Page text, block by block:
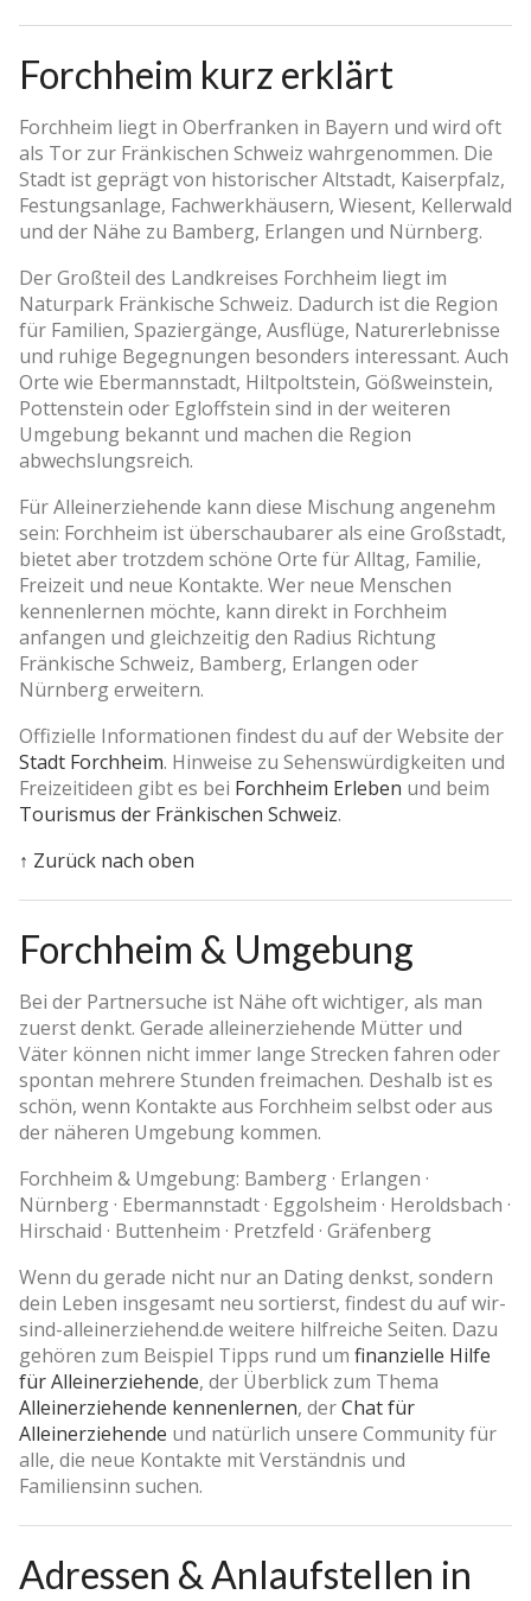
Forchheim kurz erklärt
Forchheim liegt in Oberfranken in Bayern und wird oft
als Tor zur Fränkischen Schweiz wahrgenommen. Die
Stadt ist geprägt von historischer Altstadt, Kaiserpfalz,
Festungsanlage, Fachwerkhäusern, Wiesent, Kellerwald
und der Nähe zu Bamberg, Erlangen und Nürnberg.
Der Großteil des Landkreises Forchheim liegt im
Naturpark Fränkische Schweiz. Dadurch ist die Region
für Familien, Spaziergänge, Ausflüge, Naturerlebnisse
und ruhige Begegnungen besonders interessant. Auch
Orte wie Ebermannstadt, Hiltpoltstein, Gößweinstein,
Pottenstein oder Egloffstein sind in der weiteren
Umgebung bekannt und machen die Region
abwechslungsreich.
Für Alleinerziehende kann diese Mischung angenehm
sein: Forchheim ist überschaubarer als eine Großstadt,
bietet aber trotzdem schöne Orte für Alltag, Familie,
Freizeit und neue Kontakte. Wer neue Menschen
kennenlernen möchte, kann direkt in Forchheim
anfangen und gleichzeitig den Radius Richtung
Fränkische Schweiz, Bamberg, Erlangen oder
Nürnberg erweitern.
Offizielle Informationen findest du auf der Website der
Stadt Forchheim. Hinweise zu Sehenswürdigkeiten und
Freizeitideen gibt es bei Forchheim Erleben und beim
Tourismus der Fränkischen Schweiz.
↑ Zurück nach oben
Forchheim & Umgebung
Bei der Partnersuche ist Nähe oft wichtiger, als man
zuerst denkt. Gerade alleinerziehende Mütter und
Väter können nicht immer lange Strecken fahren oder
spontan mehrere Stunden freimachen. Deshalb ist es
schön, wenn Kontakte aus Forchheim selbst oder aus
der näheren Umgebung kommen.
Forchheim & Umgebung: Bamberg · Erlangen ·
Nürnberg · Ebermannstadt · Eggolsheim · Heroldsbach ·
Hirschaid · Buttenheim · Pretzfeld · Gräfenberg
Wenn du gerade nicht nur an Dating denkst, sondern
dein Leben insgesamt neu sortierst, findest du auf wir-
sind-alleinerziehend.de weitere hilfreiche Seiten. Dazu
gehören zum Beispiel Tipps rund um finanzielle Hilfe
für Alleinerziehende, der Überblick zum Thema
Alleinerziehende kennenlernen, derChat für
Alleinerziehende und natürlich unsere Community für
alle, die neue Kontakte mit Verständnis und
Familiensinn suchen.
Adressen & Anlaufstellen in